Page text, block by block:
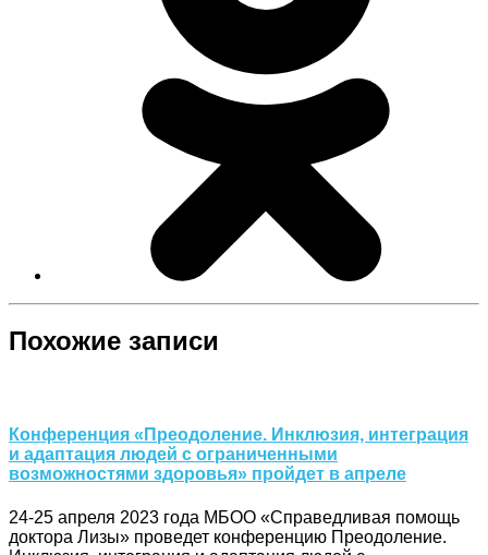
Похожие записи
Конференция «Преодоление. Инклюзия, интеграция
и адаптация людей с ограниченными
возможностями здоровья» пройдет в апреле
24-25 апреля 2023 года МБОО «Справедливая помощь
доктора Лизы» проведет конференцию Преодоление.